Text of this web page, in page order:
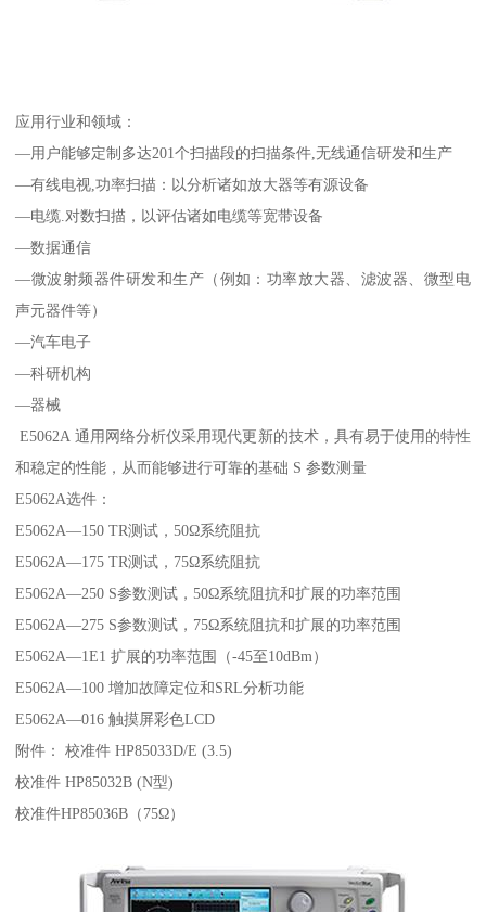
应用行业和领域：
—用户能够定制多达201个扫描段的扫描条件,无线通信研发和生产
—有线电视,功率扫描：以分析诸如放大器等有源设备
—电缆.对数扫描，以评估诸如电缆等宽带设备
—数据通信
—微波射频器件研发和生产（例如：功率放大器、滤波器、微型电
声元器件等）
—汽车电子
—科研机构
—器械
E5062A 通用网络分析仪采用现代更新的技术，具有易于使用的特性
和稳定的性能，从而能够进行可靠的基础 S 参数测量
E5062A选件：
E5062A—150 TR测试，50Ω系统阻抗
E5062A—175 TR测试，75Ω系统阻抗
E5062A—250 S参数测试，50Ω系统阻抗和扩展的功率范围
E5062A—275 S参数测试，75Ω系统阻抗和扩展的功率范围
E5062A—1E1 扩展的功率范围（-45至10dBm）
E5062A—100 增加故障定位和SRL分析功能
E5062A—016 触摸屏彩色LCD
附件： 校准件 HP85033D/E (3.5)
校准件 HP85032B (N型)
校准件HP85036B（75Ω）